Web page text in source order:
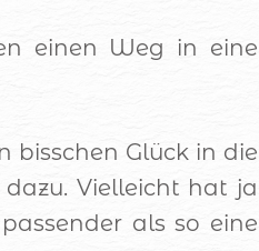
einen Weg in eine
bisschen Glück in die
Vielleicht hat ja
als so eine